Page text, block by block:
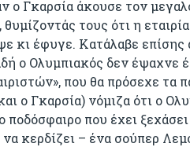
ο Γκαρσία άκουσε τον
θυμίζοντάς τους ότι η
κι έφυγε. Κατάλαβε επίσης
ο Ολυμπιακός δεν έψαχνε
που θα πρόσεχε τα
ο Γκαρσία) νόμιζα ότι ο
ποδόσφαιρο που έχει
να κερδίζει – ένα σούπερ